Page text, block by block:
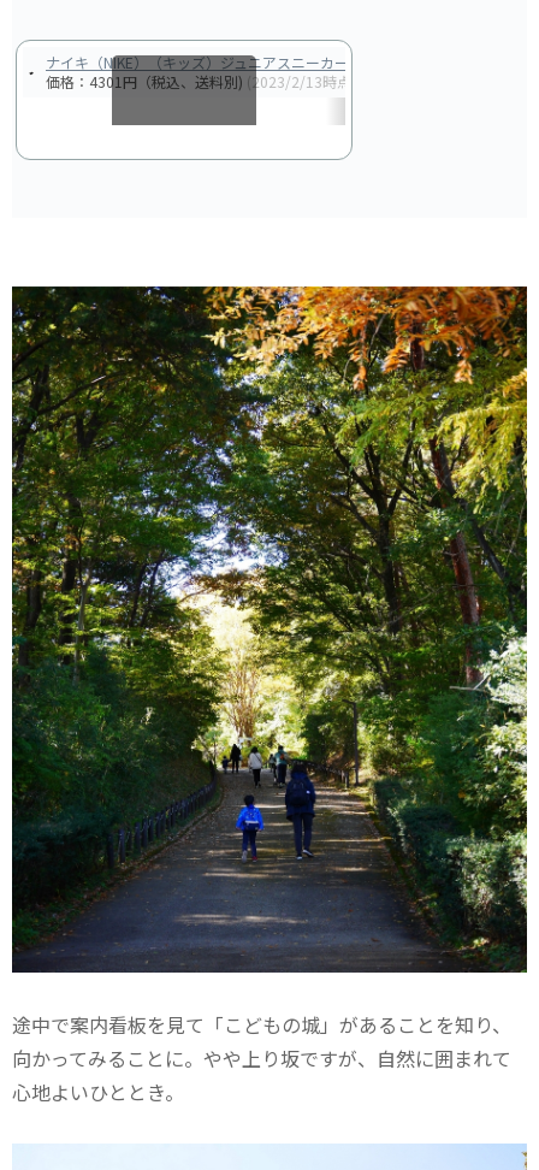
ナイキ（NIKE）（キッズ）ジュニアスニーカー スポーツシューズ フレック
価格：4301円（税込、送料別) (2023/2/13時点)
途中で案内看板を見て「こどもの城」があることを知り、
向かってみることに。やや上り坂ですが、自然に囲まれて
心地よいひととき。